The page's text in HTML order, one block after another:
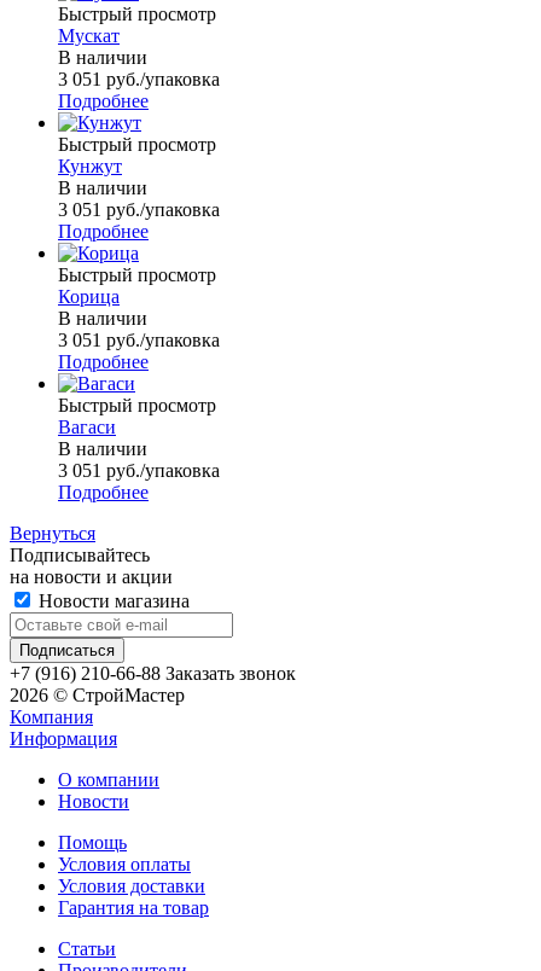
Быстрый просмотр
Мускат
В наличии
3 051 руб./упаковка
Подробнее
Быстрый просмотр
Кунжут
В наличии
3 051 руб./упаковка
Подробнее
Быстрый просмотр
Корица
В наличии
3 051 руб./упаковка
Подробнее
Быстрый просмотр
Вагаси
В наличии
3 051 руб./упаковка
Подробнее
Вернуться
Подписывайтесь
на новости и акции
Новости магазина
+7 (916) 210-66-88 Заказать звонок
2026 © СтройМастер
Компания
Информация
О компании
Новости
Помощь
Условия оплаты
Условия доставки
Гарантия на товар
Статьи